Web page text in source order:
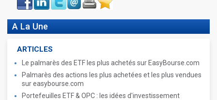
book
A La Une
ARTICLES
Le palmarès des ETF les plus achetés sur EasyBourse.com
Palmarès des actions les plus achetées et les plus vendues
sur easybourse.com
Portefeuilles ETF & OPC : les idées d'investissement